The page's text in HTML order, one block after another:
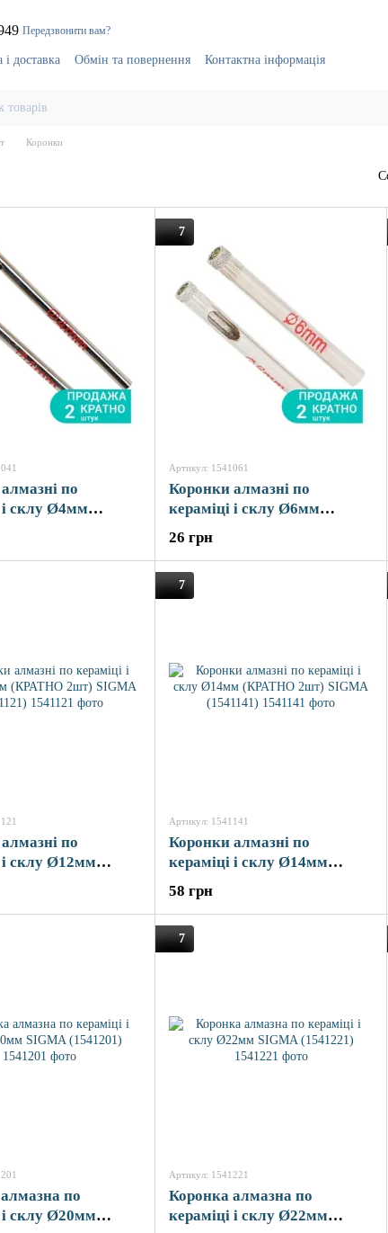
Передзвонити вам?
і доставка Обмін та повернення
Контактна інформація
Коронки
по
і склу Ø4мм
SIGMA
7
Артикул: 1541061
Коронки алмазні по
кераміці і склу Ø6мм
(КРАТНО 2шт) SIGMA
(1541061)
26 грн
по
і склу Ø12мм
SIGMA
7
Артикул: 1541141
Коронки алмазні по
кераміці і склу Ø14мм
(КРАТНО 2шт) SIGMA
(1541141)
58 грн
по
і склу Ø20мм
7
Артикул: 1541221
Коронка алмазна по
кераміці і склу Ø22мм